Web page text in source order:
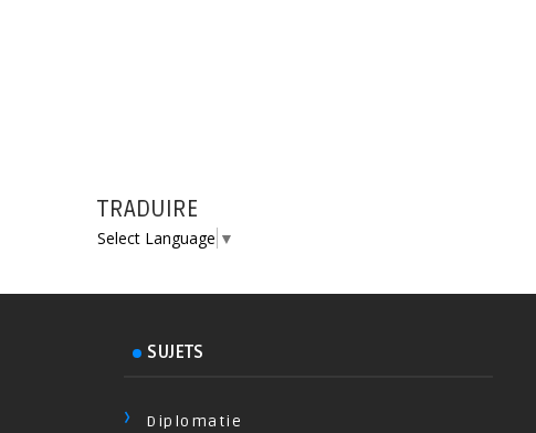
TRADUIRE
Select Language ▼
SUJETS
Diplomatie